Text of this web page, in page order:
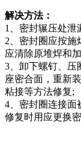
解决方法：
1、密封辗压处泄
2、密封圈应按施
应清除原堆焊和
3、卸下螺钉、压
座密合面，重新
粘接等方法修复;
4、密封圈连接面
修复时用应更换